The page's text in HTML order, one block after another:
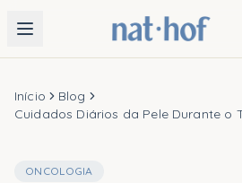
Encontre os produtos ideais
PRODUTOS
Início
Blog
Cuidados Diários da Pele Durante o
ONCOLOGIA